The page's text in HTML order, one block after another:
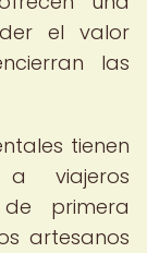
el valor
las
tienen
viajeros
primera
artesanos